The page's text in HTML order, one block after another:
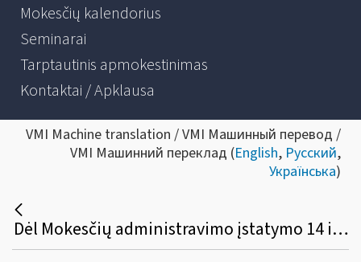
Mokesčių kalendorius
Seminarai
Tarptautinis apmokestinimas
Kontaktai / Apklausa
VMI Machine translation / VMI Машинный перевод /
VMI Машинний переклад (English, Русский,
Українська)
Dėl Mokesčių administravimo įstatymo 14 ir 87 straipsnių komentarų (apibendrintų paaiškinimų) pakeitimo